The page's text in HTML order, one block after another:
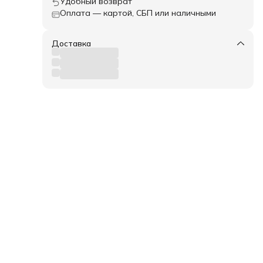
Оплата — картой, СБП или наличными
Доставка